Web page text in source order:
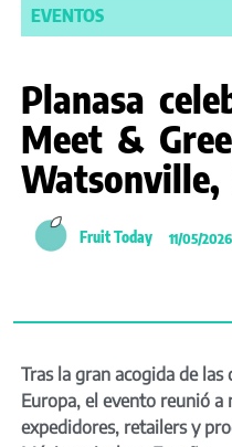
EVENTOS
Planasa
Meet &
Fruit Today 11/05/2026
Tras la gran acogida de
Europa, el evento reunió a
expedidores, retailers y